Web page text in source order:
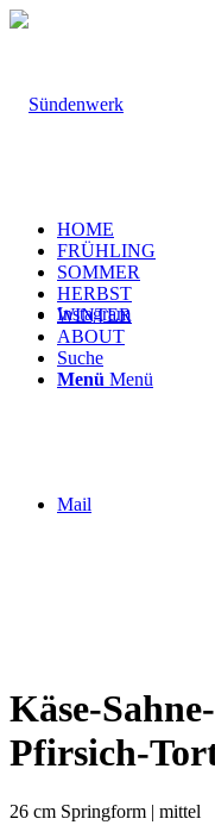
Instagram
Mail
HOME
FRÜHLING
SOMMER
HERBST
WINTER
ABOUT
Suche
Menü Menü
Käse-Sahne-
Pfirsich-
26 cm Springform | mittel